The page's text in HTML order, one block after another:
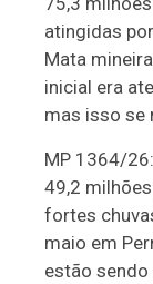
atingidas
Mata
inicial era
mas isso se
MP 1364/
49,2
fortes
maio em
estão